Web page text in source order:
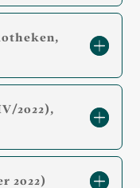
2022),
2022)